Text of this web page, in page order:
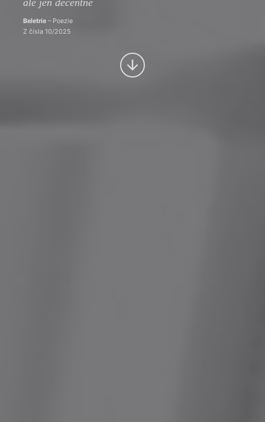
ale jen decentně
Beletrie– Poezie
Z čísla 10/2025